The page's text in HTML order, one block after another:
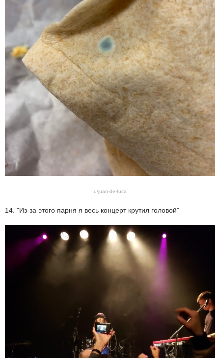
u/juan-de-fuca
14. "Из-за этого парня я весь концерт крутил головой"